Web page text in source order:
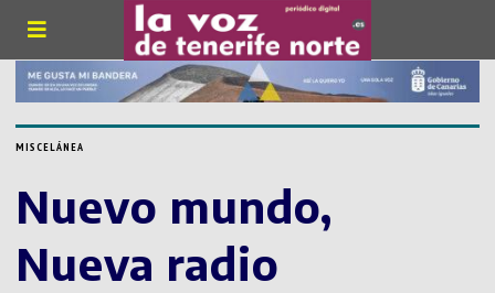
MISCELÁNEA
Nuevo mundo,
Nueva radio